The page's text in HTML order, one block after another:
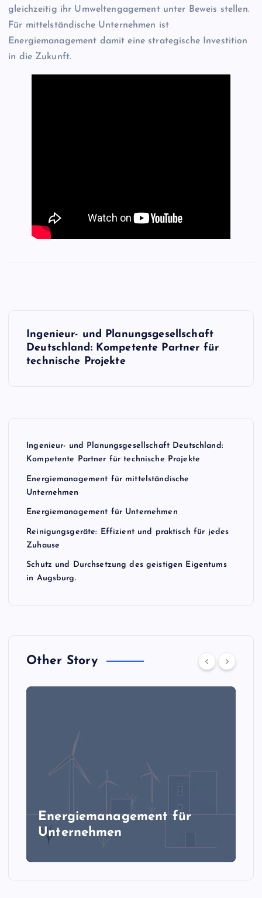
gleichzeitig ihr Umweltengagement unter Beweis stellen.
Für mittelständische Unternehmen ist
Energiemanagement damit eine strategische Investition
in die Zukunft.
Ingenieur- und Planungsgesellschaft
Deutschland: Kompetente Partner für
technische Projekte
Ingenieur- und Planungsgesellschaft Deutschland:
Kompetente Partner für technische Projekte
Energiemanagement für mittelständische
Unternehmen
Energiemanagement für Unternehmen
Reinigungsgeräte: Effizient und praktisch für jedes
Zuhause
Schutz und Durchsetzung des geistigen Eigentums
in Augsburg.
Other Story
Energiemanagement für
Unternehmen